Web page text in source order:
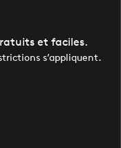
et faciles.
s’appliquent.